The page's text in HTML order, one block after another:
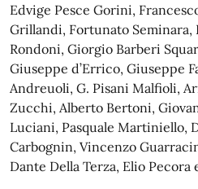
Edvige Pesce Gorini,
Grillandi, Fortunato Seminara,
Rondoni, Giorgio Barberi
Giuseppe d’Errico, Giuseppe
Andreuoli, G. Pisani Malfioli,
Zucchi, Alberto Bertoni,
Luciani, Pasquale Martiniello,
Carbognin, Vincenzo
Dante Della Terza, Elio Pecora